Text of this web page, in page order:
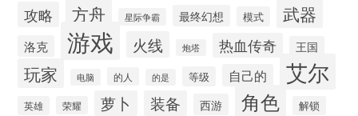
攻略 方舟 星际争霸 最终幻想 模式 武器
洛克 游戏 火线 炮塔 热血传奇 王国
玩家 电脑 的人 的是 等级 自己的 艾尔
英雄 荣耀 萝卜 装备 西游 角色 解锁